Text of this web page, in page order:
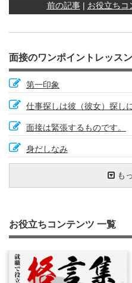
前の記事| お役立ちコ
面接のワンポイントレッス
第一印象
仕事探しは彼（彼女）探し
面接は緊張するものです。
身だしなみ
面接前日の用意（１）持ち
面接への準備と心構え（２
面接への準備と心構え（３
面接に臨む上での心構え
面接のポイント：自分の良
面接の受け答え方について①
面接の受け答え方について②
不採用の場合の心構え
集団面接
面接官の考え方を探る①
面接マナー 総まとめ②
面接マナー 総まとめ③
面接の意味を考えよう！
ちょっと困った質問をされ
会話のキャッチボールを楽
面接の下見に行こう！
将来の自分をイメージしよ
面接で緊張しないために
自己啓発に取り組んでいま
面接時の髪型について
ネガティブ発言での回答は
くせはくせもの
目線で印象は変わる
面接の流れをイメージしよう
面接官に合わせたアピール
「アイコンタクト」してい
天職はつくり出すもの
受け答えはパス回しが大事
平常心を保つ
面接前の持ち物チェック
面接官が複数人のとき
緊急事態！もしも遅刻して
最近関心のあるニュースは
発声練習をやってみよう！
面接内容はメモしておこう
自分の言葉で答えよう
経営理念の確認
いじわるな質問をされた時
待ち時間、退出後も見られ
体調を整える
条件はきちんと確認しよう
思いを伝える！熱意を伝える
『はい！』とあいづちを打
簡潔でわかりやすい説明を
面接時の服装はどうするか
結論は最初に言う
頭の中が真っ白になってし
面接の前の電話対応にも細
面接はプラス思考で
話し上手より、聞き上手！？
明るい笑顔でハキハキしよう
も
お役立ちコンテンツ 一覧